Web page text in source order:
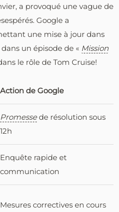
a provoqué une vague de
Google a
une mise à jour dans
un épisode de « Mission
le rôle de Tom Cruise!
Action de Google
Promessede résolution sous
12h
Enquête rapide et
communication
Mesures correctives en cours